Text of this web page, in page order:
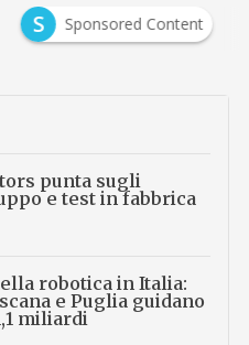
S Sponsored Content
punta sugli
e test in fabbrica
robotica in Italia:
e Puglia guidano
miliardi